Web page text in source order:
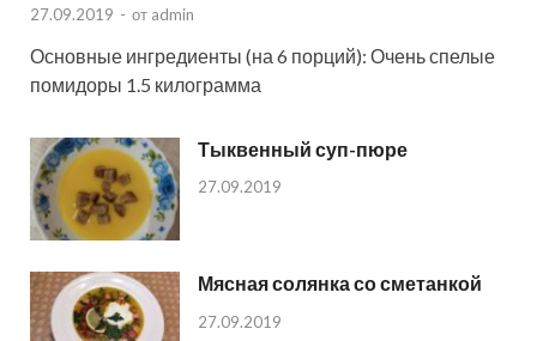
27.09.2019 - от admin
Основные ингредиенты (на 6 порций): Очень спелые
помидоры 1.5 килограмма
Тыквенный суп-пюре
27.09.2019
Мясная солянка со сметанкой
27.09.2019